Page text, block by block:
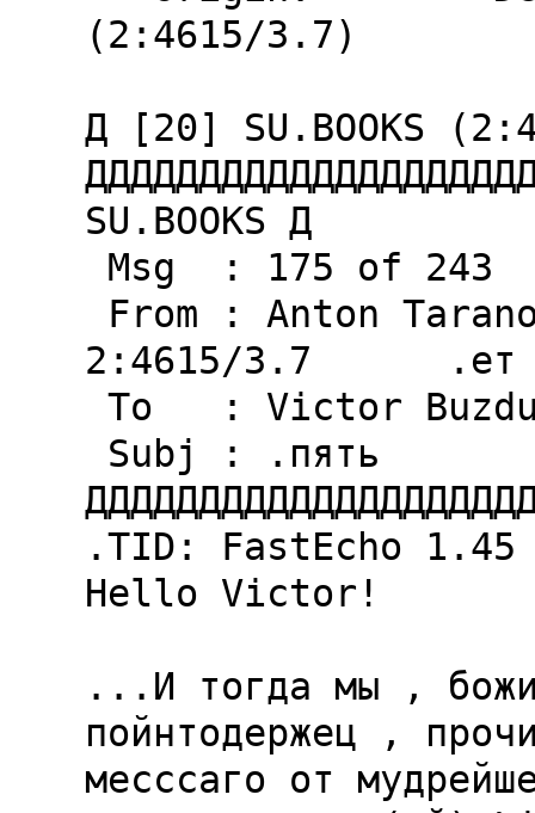
(2:4615/3.7)
Д [20] SU.BOOKS
SU.BOOKS Д
2:4615/3.7      .ет
.TID: FastEcho 1.45
Hello Victor!
...И тогда мы ,
пойнтодержец ,
месссаго от